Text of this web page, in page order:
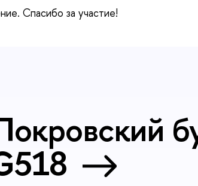
Спасибо за участие!